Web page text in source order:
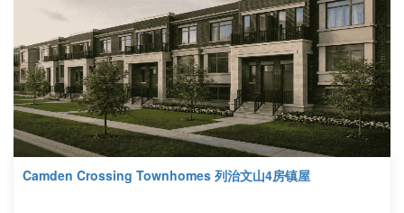
Camden Crossing Townhomes 列治文山4房镇屋